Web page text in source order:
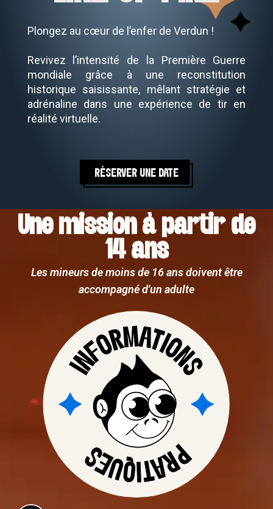
Plongez au cœur de l’enfer de Verdun !
Revivez l’intensité de la Première Guerre
mondiale grâce à une reconstitution
historique saisissante, mêlant stratégie et
adrénaline dans une expérience de tir en
réalité virtuelle.
RÉSERVER UNE DATE
Une mission à partir de
14 ans
Les mineurs de moins de 16 ans doivent être
accompagné d'un adulte